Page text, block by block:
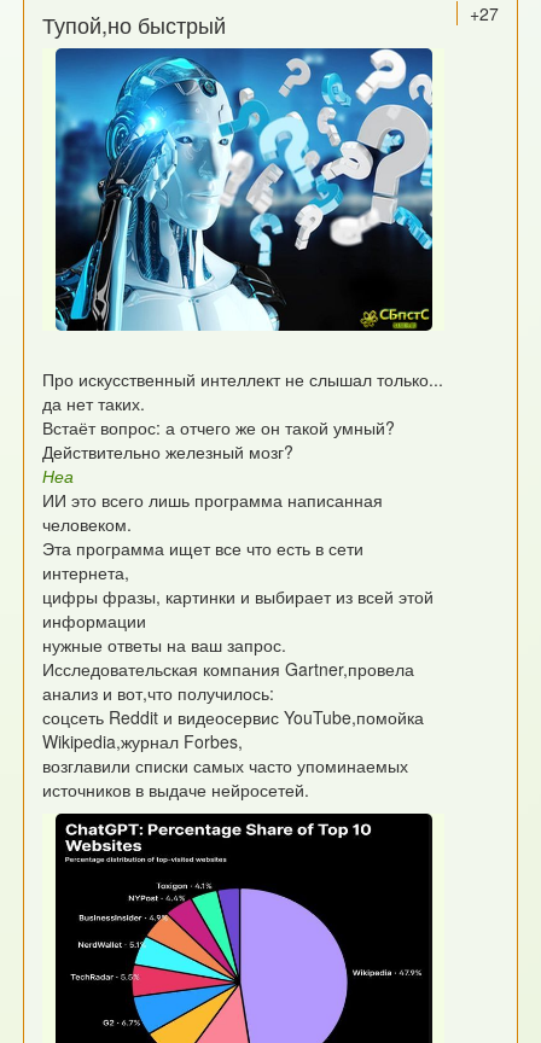
+27
Тупой,но быстрый
Про искусственный интеллект не слышал только...
да нет таких.
Встаёт вопрос: а отчего же он такой умный?
Действительно железный мозг?
Неа
ИИ это всего лишь программа написанная
человеком.
Эта программа ищет все что есть в сети
интернета,
цифры фразы, картинки и выбирает из всей этой
информации
нужные ответы на ваш запрос.
Исследовательская компания Gartner,провела
анализ и вот,что получилось:
соцсеть Reddit и видеосервис YouTube,помойка
Wikipedia,журнал Forbes,
возглавили списки самых часто упоминаемых
источников в выдаче нейросетей.